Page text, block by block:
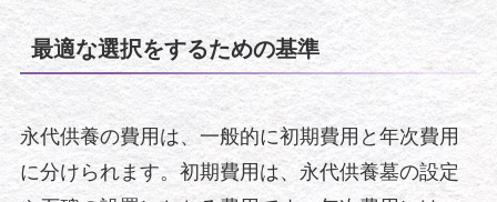
最適な選択をするための基準
永代供養の費用は、一般的に初期費用と年次費用
に分けられます。初期費用は、永代供養墓の設定